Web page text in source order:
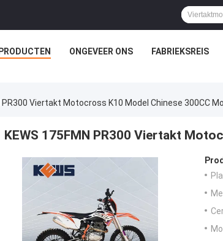
PRODUCTEN ONGEVEER ONS FABRIEKSREIS
PR300 Viertakt Motocross K10 Model Chinese 300CC
KEWS 175FMN PR300 Viertakt